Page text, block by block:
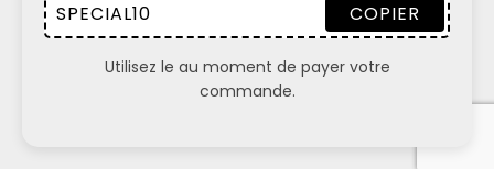
SPECIAL10 COPIER
Utilisez le au moment de payer votre
commande.